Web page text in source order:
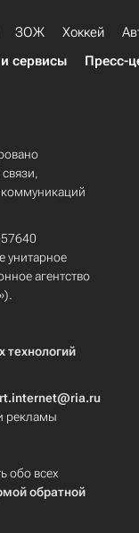
ЗОЖ Хоккей
сервисы Пресс-
унитарное
агентство
технологий
рекламы
обо всех
обратной